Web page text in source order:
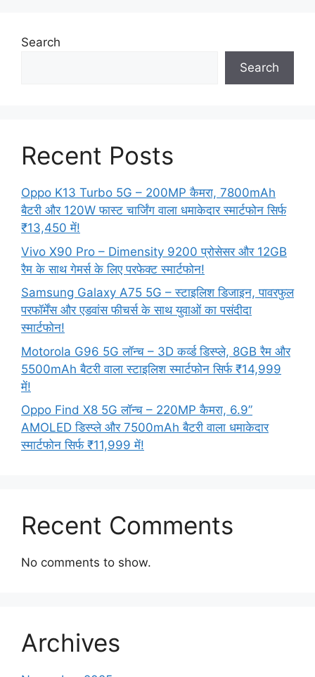
Search
Search
Recent Posts
Oppo K13 Turbo 5G – 200MP कैमरा, 7800mAh
बैटरी और 120W फास्ट चार्जिंग वाला धमाकेदार स्मार्टफोन सिर्फ
₹13,450 में!
Vivo X90 Pro – Dimensity 9200 प्रोसेसर और 12GB
रैम के साथ गेमर्स के लिए परफेक्ट स्मार्टफोन!
Samsung Galaxy A75 5G – स्टाइलिश डिजाइन, पावरफुल
परफॉर्मेंस और एडवांस फीचर्स के साथ युवाओं का पसंदीदा
स्मार्टफोन!
Motorola G96 5G लॉन्च – 3D कर्व्ड डिस्प्ले, 8GB रैम और
5500mAh बैटरी वाला स्टाइलिश स्मार्टफोन सिर्फ ₹14,999
में!
Oppo Find X8 5G लॉन्च – 220MP कैमरा, 6.9”
AMOLED डिस्प्ले और 7500mAh बैटरी वाला धमाकेदार
स्मार्टफोन सिर्फ ₹11,999 में!
Recent Comments
No comments to show.
Archives